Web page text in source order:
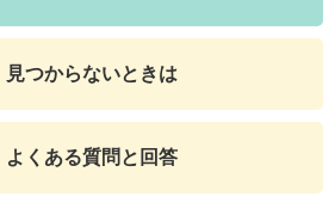
見つからないときは
よくある質問と回答